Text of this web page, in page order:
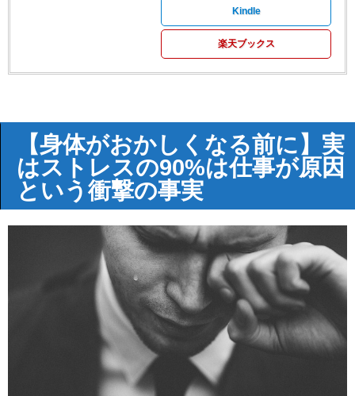
Kindle
楽天ブックス
【身体がおかしくなる前に】実
はストレスの90%は仕事が原因
という衝撃の事実